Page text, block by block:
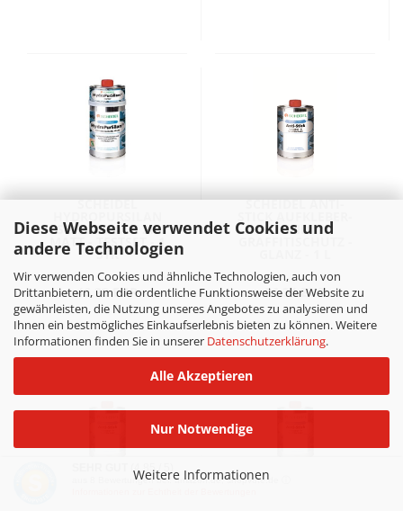
Diese Webseite verwendet Cookies und
andere Technologien
Wir verwenden Cookies und ähnliche Technologien, auch von
Drittanbietern, um die ordentliche Funktionsweise der Website zu
gewährleisten, die Nutzung unseres Angebotes zu analysieren und
Ihnen ein bestmögliches Einkaufserlebnis bieten zu können. Weitere
Informationen finden Sie in unserer Datenschutzerklärung.
Alle Akzeptieren
Nur Notwendige
Weitere Informationen
SCHEIDEL
SCHUTZLACK 2K
MATT - TESTSET - 1
STK
46,28 EUR
SCHEIDEL ANTI-
UND
96,34 EUR
(4.85 / 5)
Bewertungen bei: amazon.de, shopvote.de ⓘ